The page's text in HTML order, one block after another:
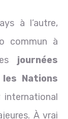
à l’autre,
commun à
journées
Nations
international
À vrai